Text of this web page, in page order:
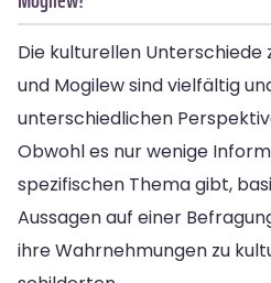
Die kulturellen Unterschiede
und Mogilew sind vielfältig
unterschiedlichen
Obwohl es nur wenige
spezifischen Thema gibt,
Aussagen auf einer
ihre Wahrnehmungen zu